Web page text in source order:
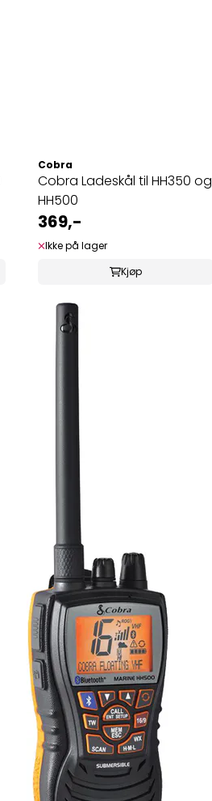
Cobra
Cobra Ladeskål til HH350 og
HH500
369,-
Ikke på lager
Kjøp